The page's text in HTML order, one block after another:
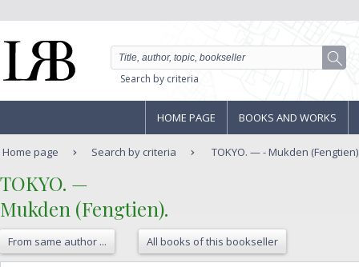
Search by criteria
HOME PAGE BOOKS AND WORKS
Home page Search by criteria TOKYO. — - Mukden
‎TOKYO. — ‎
‎Mukden (Fengtien).‎
From same author ... All books of this bookseller